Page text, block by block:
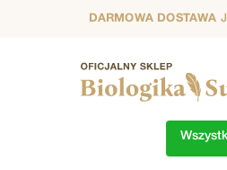
DARMOWA DOSTAWA